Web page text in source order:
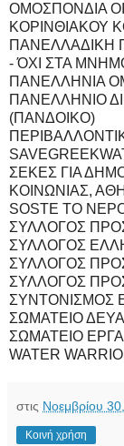
ΟΜΟΣΠΟΝΔΙΑ
ΚΟΡΙΝΘΙΑΚΟΥ
ΠΑΝΕΛΛΑΔΙΚΗ
- ΌΧΙ ΣΤΑ
ΠΑΝΕΛΛΗΝΙΑ
ΠΑΝΕΛΛΗΝΙΟ
(ΠΑΝΔΟΙΚΟ)
ΣΕΚΕΣ ΓΙΑ
ΚΟΙΝΩΝΙΑΣ,
SOSΤΕ ΤΟ
ΣΥΛΛΟΓΟΣ
ΣΥΛΛΟΓΟΣ
ΣΥΛΛΟΓΟΣ
ΣΥΛΛΟΓΟΣ
ΣΥΝΤΟΝΙΣΜΟΣ
ΣΩΜΑΤΕΙΟ
ΣΩΜΑΤΕΙΟ
WATER
στις Νοεμβρίου
Κοινή χρήση